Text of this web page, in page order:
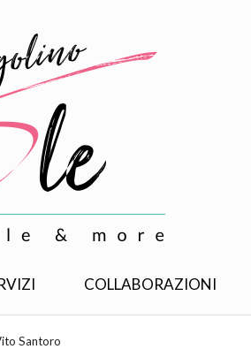
COLLABORAZIONI
Santoro